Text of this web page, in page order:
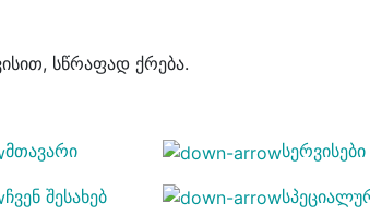
სწრაფად ქრება.
მთავარი
ჩვენ შესახებ
სერვისები